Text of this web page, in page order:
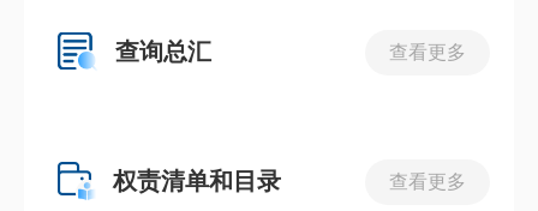
查询总汇 查看更多
权责清单和目录 查看更多